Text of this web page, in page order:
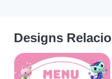
Designs